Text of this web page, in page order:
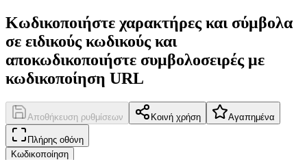
Κωδικοποιήστε χαρακτήρες και σύμβολα
σε ειδικούς κωδικούς και
αποκωδικοποιήστε συμβολοσειρές με
κωδικοποίηση URL
Αποθήκευση ρυθμίσεων Κοινή χρήση Αγαπημένα
Πλήρης οθόνη
Κωδικοποίηση